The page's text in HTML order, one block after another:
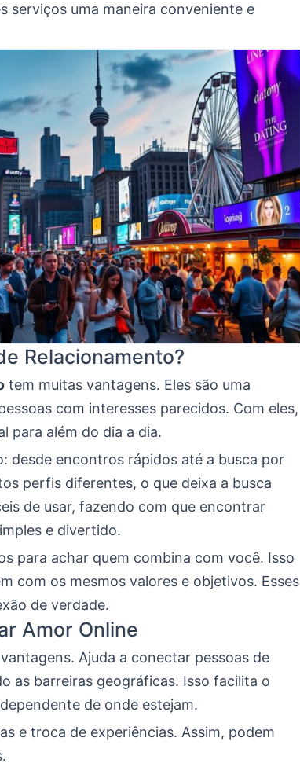
serviços uma maneira conveniente e
Relacionamento?
tem muitas vantagens. Eles são uma
com interesses parecidos. Com eles,
para além do dia a dia.
desde encontros rápidos até a busca por
perfis diferentes, o que deixa a busca
de usar, fazendo com que encontrar
e divertido.
para achar quem combina com você. Isso
com os mesmos valores e objetivos. Esses
de verdade.
Amor Online
Ajuda a conectar pessoas de
as barreiras geográficas. Isso facilita o
de onde estejam.
e troca de experiências. Assim, podem